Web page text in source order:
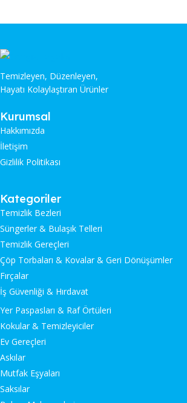
Temizleyen, Düzenleyen,
Hayatı Kolaylaştıran Ürünler
Kurumsal
Hakkımızda
İletişim
Gizlilik Politikası
Kategoriler
Temizlik Bezleri
Süngerler & Bulaşık Telleri
Temizlik Gereçleri
Çöp Torbaları & Kovalar & Geri Dönüşümler
Fırçalar
İş Güvenliği & Hırdavat
Yer Paspasları & Raf Örtüleri
Kokular & Temizleyiciler
Ev Gereçleri
Askılar
Mutfak Eşyaları
Saksılar